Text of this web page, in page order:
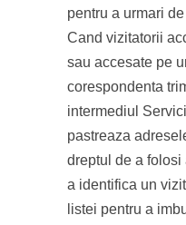
pentru a urmari
Cand vizitatorii
sau accesate pe
corespondenta
intermediul
pastreaza
dreptul de a folosi
a identifica un
listei pentru a